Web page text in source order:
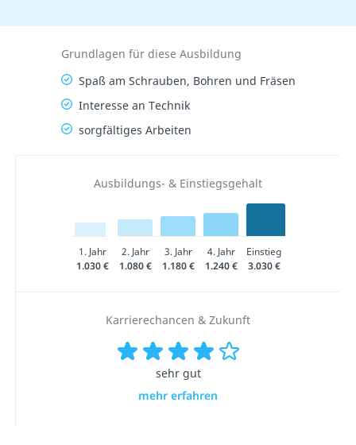
Grundlagen für diese Ausbildung
Spaß am Schrauben, Bohren und Fräsen
Interesse an Technik
sorgfältiges Arbeiten
Ausbildungs- & Einstiegsgehalt
1. Jahr 2. Jahr 3. Jahr 4. Jahr
Einstieg
1.030 €
1.080 € 1.180 € 1.240 € 3.030 €
Karrierechancen & Zukunft
sehr gut
mehr erfahren